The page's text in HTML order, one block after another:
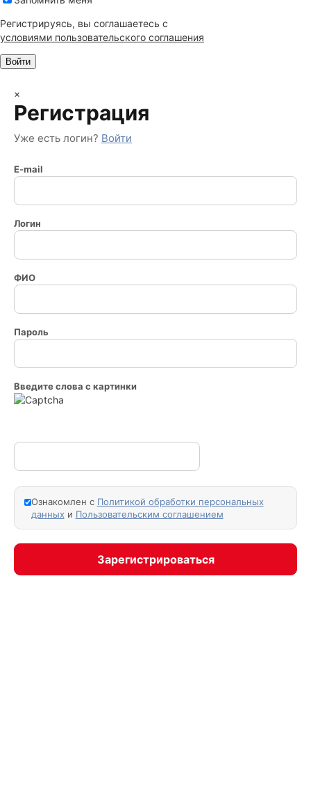
Регистрируясь, вы соглашаетесь c
условиями пользовательского соглашения
×
Регистрация
Уже есть логин? Войти
E-mail
Логин
ФИО
Пароль
Введите слова с картинки
Ознакомлен с Политикой обработки персональных
данных и Пользовательским соглашением